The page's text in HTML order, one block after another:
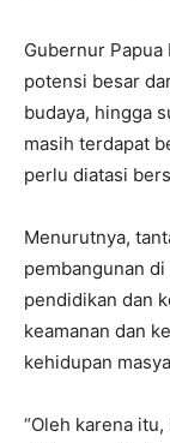
Gubernur Papua
potensi besar
budaya, hingga
masih terdapat
perlu diatasi
Menurutnya,
pembangunan
pendidikan dan
keamanan dan
kehidupan
“Oleh karena